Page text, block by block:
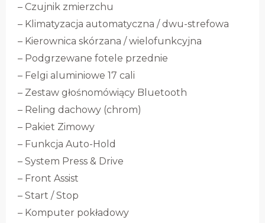
– Czujnik zmierzchu
– Klimatyzacja automatyczna / dwu-strefowa
– Kierownica skórzana / wielofunkcyjna
– Podgrzewane fotele przednie
– Felgi aluminiowe 17 cali
– Zestaw głośnomówiący Bluetooth
– Reling dachowy (chrom)
– Pakiet Zimowy
– Funkcja Auto-Hold
– System Press & Drive
– Front Assist
– Start / Stop
– Komputer pokładowy